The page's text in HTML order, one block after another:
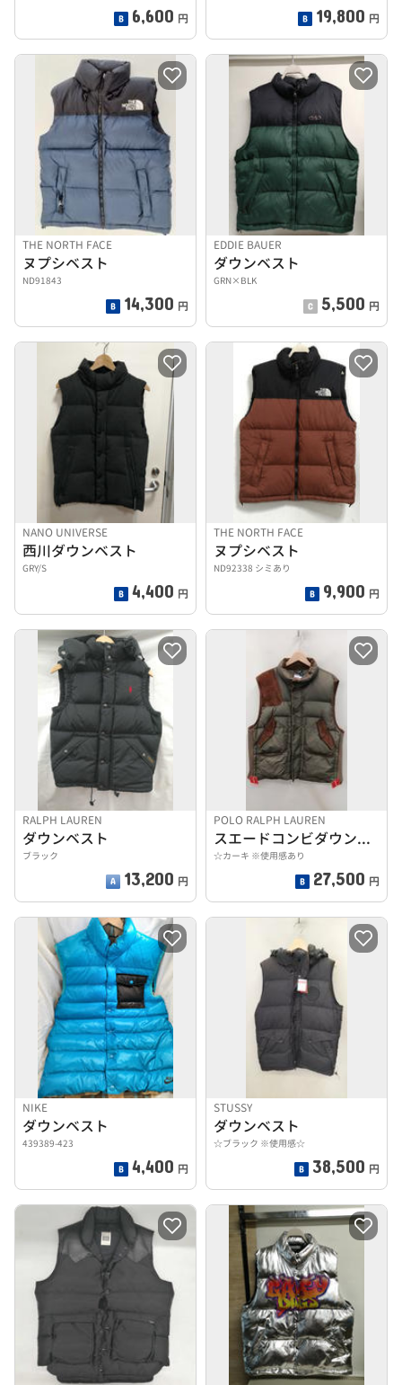
6,600 円 19,800 円
THE NORTH FACE
ヌプシベスト
ND91843
14,300 円
EDDIE BAUER
ダウンベスト
GRN×BLK
5,500 円
NANO UNIVERSE
西川ダウンベスト
GRY/S
4,400 円
THE NORTH FACE
ヌプシベスト
ND92338 シミあり
9,900 円
RALPH LAUREN
ダウンベスト
ブラック
13,200 円
POLO RALPH LAUREN
スエードコンビダウンベスト
☆カーキ ※使用感あり
27,500 円
NIKE
ダウンベスト
439389-423
4,400 円
STUSSY
ダウンベスト
☆ブラック ※使用感☆
38,500 円